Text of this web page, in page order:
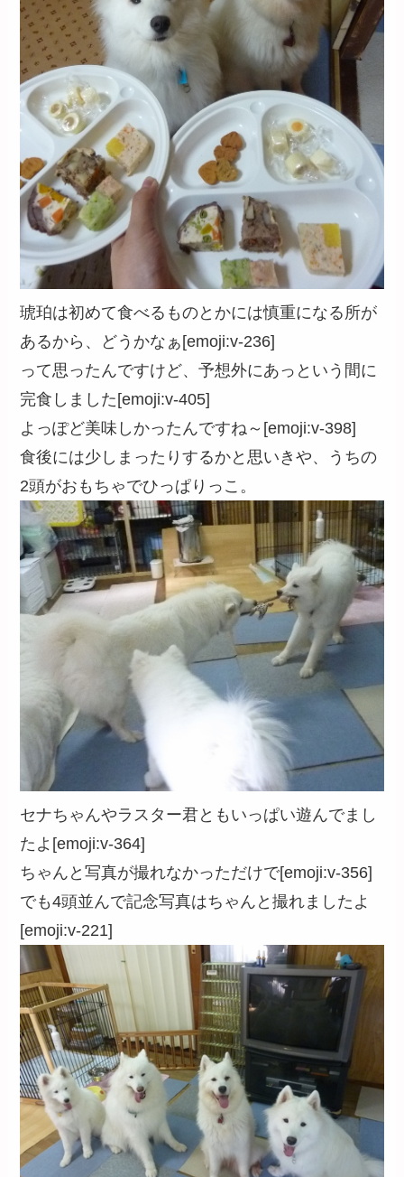
琥珀は初めて食べるものとかには慎重になる所が
あるから、どうかなぁ[emoji:v-236]
って思ったんですけど、予想外にあっという間に
完食しました[emoji:v-405]
よっぽど美味しかったんですね～[emoji:v-398]
食後には少しまったりするかと思いきや、うちの
2頭がおもちゃでひっぱりっこ。
セナちゃんやラスター君ともいっぱい遊んでまし
たよ[emoji:v-364]
ちゃんと写真が撮れなかっただけで[emoji:v-356]
でも4頭並んで記念写真はちゃんと撮れましたよ
[emoji:v-221]